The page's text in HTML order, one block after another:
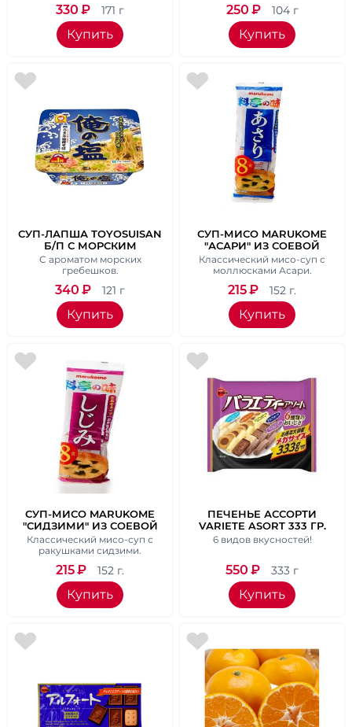
330 ₽ 171 г
Купить
250 ₽ 104 г
Купить
СУП-ЛАПША TOYOSUISAN
Б/П С МОРСКИМ
ГРЕБЕШКОМ, 121 ГР.
С ароматом морских
гребешков.
340 ₽ 121 г
Купить
СУП-МИСО MARUKOME
"АСАРИ" ИЗ СОЕВОЙ
ПАСТЫ И РАКУШЕК, 8
ПАК.
Классический мисо-суп с
моллюсками Асари.
215₽ 152 г.
Купить
СУП-МИСО MARUKOME
"СИДЗИМИ" ИЗ СОЕВОЙ
ПАСТЫ И КАРБИКУЛЫ, 8
ПАК.
Классический мисо-суп с
ракушками сидзими.
215₽ 152 г.
Купить
ПЕЧЕНЬЕ АССОРТИ
VARIETE ASORT 333 ГР.
6 видов вкусностей!
550 ₽ 333 г
Купить